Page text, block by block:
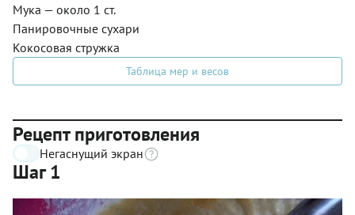
Мука — около 1 ст.
Панировочные сухари
Кокосовая стружка
Таблица мер и весов
Рецепт приготовления
Негаснущий экран
Шаг 1